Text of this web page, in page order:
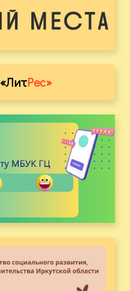
«ЛитРес»